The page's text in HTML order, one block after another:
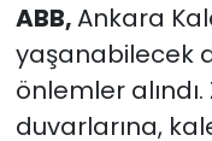
ABB,Ankara
yaşanabilecek
önlemler alındı.
duvarlarına,